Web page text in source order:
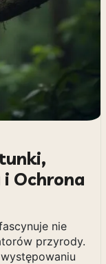
Ochrona
nie
przyrody.